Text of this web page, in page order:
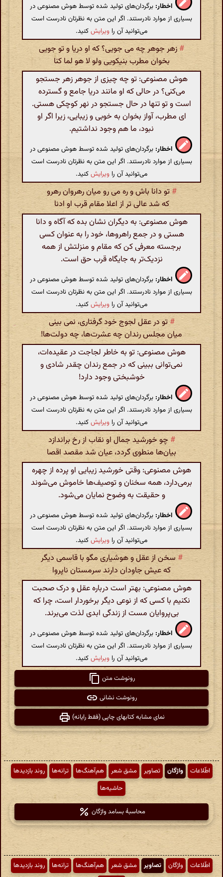
اخطار: برگردان‌های تولید شده توسط هوش مصنوعی در
بسیاری از موارد نادرستند. اگر این متن به نظرتان نادرست است
می‌توانید آن را ویرایشکنید.
# زهر جوهر چه می جویی؟ که او دریا و تو جویی
بخوان مطرب بنیکویی ولو لا هو لما کنا
هوش مصنوعی: تو چه چیزی از جوهر زهر جستجو
می‌کنی؟ در حالی که او مانند دریا جامع و گسترده
است و تو تنها در حال جستجو در نهر کوچکی هستی.
ای مطرب، آواز بخوان به خوبی و زیبایی، زیرا اگر او
نبود، ما هم وجود نداشتیم.
اخطار: برگردان‌های تولید شده توسط هوش مصنوعی در
بسیاری از موارد نادرستند. اگر این متن به نظرتان نادرست است
می‌توانید آن را ویرایشکنید.
#تو دانا باش و ره می رو میان رهروان رهرو
که شد عالی تر از اعلا مقام قرب او ادنا
هوش مصنوعی: به دیگران نشان بده که آگاه و دانا
هستی و در جمع راهروها، خود را به عنوان کسی
برجسته معرفی کن که مقام و منزلتش از همه
نزدیک‌تر به جایگاه قرب حق است.
اخطار: برگردان‌های تولید شده توسط هوش مصنوعی در
بسیاری از موارد نادرستند. اگر این متن به نظرتان نادرست است
می‌توانید آن را ویرایشکنید.
#تو در عقل لجوج خود گرفتاری، نمی بینی
میان مجلس رندان چه عشرت‌ها، چه دولت‌ها!
هوش مصنوعی: تو به خاطر لجاجت در عقیده‌ات،
نمی‌توانی ببینی که در جمع رندان چقدر شادی و
خوشبختی وجود دارد!
اخطار: برگردان‌های تولید شده توسط هوش مصنوعی در
بسیاری از موارد نادرستند. اگر این متن به نظرتان نادرست است
می‌توانید آن را ویرایشکنید.
# چو خورشید جمال او نقاب از رخ براندازد
بیان‌ها منطوی گردد، عیان شد مقصد اقصا
هوش مصنوعی: وقتی خورشید زیبایی او پرده از چهره
برمی‌دارد، همه سخنان و توصیف‌ها خاموش می‌شوند
و حقیقت به وضوح نمایان می‌شود.
اخطار: برگردان‌های تولید شده توسط هوش مصنوعی در
بسیاری از موارد نادرستند. اگر این متن به نظرتان نادرست است
می‌توانید آن را ویرایشکنید.
#سخن از عقل و هوشیاری مگو با قاسمی دیگر
که عیش جاودان دارند سرمستان ناپروا
هوش مصنوعی: بهتر است درباره عقل و درک صحبت
نکنیم با کسی که از نوعی دیگر برخوردار است، چرا که
بی‌پروایان مست از زندگی ابدی لذت می‌برند.
اخطار: برگردان‌های تولید شده توسط هوش مصنوعی در
بسیاری از موارد نادرستند. اگر این متن به نظرتان نادرست است
می‌توانید آن را ویرایشکنید.
رونوشت متن
رونوشت نشانی
نمای مشابه کتابهای چاپی (فقط رایانه)
اطّلاعات واژگان تصاویر مشق شعر هم‌آهنگ‌ها ترانه‌ها
روند بازدیدها
حاشیه‌ها
محاسبهٔ بسامد واژگان
اطّلاعات واژگان تصاویر مشق شعر هم‌آهنگ‌ها ترانه‌ها روند بازدیدها